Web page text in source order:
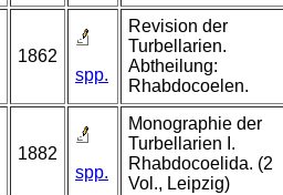
1862
spp.
Revision der
Turbellarien.
Abtheilung:
Rhabdocoelen.
1882
spp.
Monographie der
Turbellarien I.
Rhabdocoelida. (2
Vol., Leipzig)